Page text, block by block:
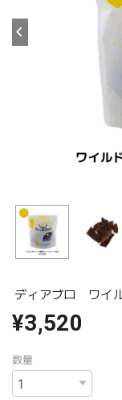
ディアブロ ワイ
¥3,520
数量